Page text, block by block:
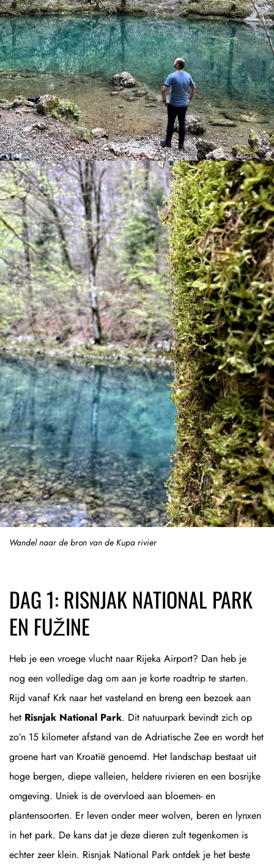
Wandel naar de bron van de Kupa rivier
DAG 1: RISNJAK NATIONAL PARK
EN FUŽINE
Heb je een vroege vlucht naar Rijeka Airport? Dan heb je
nog een volledige dag om aan je korte roadtrip te starten.
Rijd vanaf Krk naar het vasteland en breng een bezoek aan
het Risnjak National Park. Dit natuurpark bevindt zich op
zo’n 15 kilometer afstand van de Adriatische Zee en wordt het
groene hart van Kroatië genoemd. Het landschap bestaat uit
hoge bergen, diepe valleien, heldere rivieren en een bosrijke
omgeving. Uniek is de overvloed aan bloemen- en
plantensoorten. Er leven onder meer wolven, beren en lynxen
in het park. De kans dat je deze dieren zult tegenkomen is
echter zeer klein. Risnjak National Park ontdek je het beste